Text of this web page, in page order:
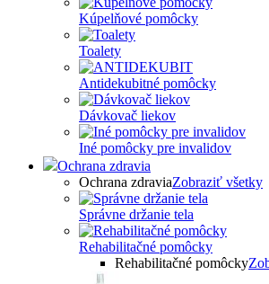
Kúpelňové pomôcky
Toalety
Antidekubitné pomôcky
Dávkovač liekov
Iné pomôcky pre invalidov
Ochrana zdravia
Ochrana zdraviaZobraziť všetky
Správne držanie tela
Rehabilitačné pomôcky
Rehabilitačné pomôcky